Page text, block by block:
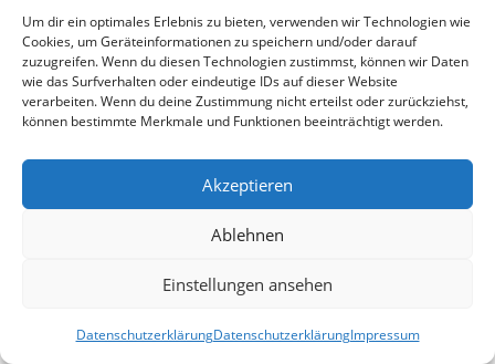
Um dir ein optimales Erlebnis zu bieten, verwenden wir Technologien wie
Cookies, um Geräteinformationen zu speichern und/oder darauf
zuzugreifen. Wenn du diesen Technologien zustimmst, können wir Daten
wie das Surfverhalten oder eindeutige IDs auf dieser Website
verarbeiten. Wenn du deine Zustimmung nicht erteilst oder zurückziehst,
können bestimmte Merkmale und Funktionen beeinträchtigt werden.
Akzeptieren
Ablehnen
Einstellungen ansehen
DatenschutzerklärungDatenschutzerklärungImpressum
oft, die weder zu Fußgängern noch zu Autos oder
Motorrädern den erforderlichen Sicherheitsabstand
einhalten und so für Unfälle mit Verletzten und
Sachschäden sorgen. Hier offenbar Opfer-Täter-Umkehr
betreiben zu wollen, hilft niemandem außer der Radlobby
Verkehrssprecher der Wiener FPÖ und Klubobmann im
Rathaus Toni Mahdalik.(Quelle: APA/OTS)